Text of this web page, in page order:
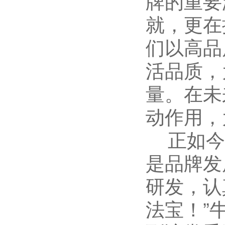
就，更
们以高
活品质
量。在
动作用
正如今
是品牌
研发，
法宝！”